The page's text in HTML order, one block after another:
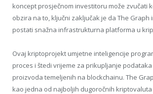
koncept prosječnom investitoru može zvučati
obzira na to, ključni zaključak je da The Graph
postati snažna infrastrukturna platforma u
Ovaj kriptoprojekt umjetne inteligencije
proces i štedi vrijeme za prikupljanje
proizvoda temeljenih na blockchainu. The
kao jedna od najboljih dugoročnih